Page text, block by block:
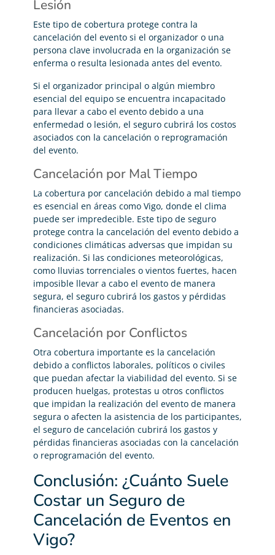
Lesión
Este tipo de cobertura protege contra la
cancelación del evento si el organizador o una
persona clave involucrada en la organización se
enferma o resulta lesionada antes del evento.
Si el organizador principal o algún miembro
esencial del equipo se encuentra incapacitado
para llevar a cabo el evento debido a una
enfermedad o lesión, el seguro cubrirá los costos
asociados con la cancelación o reprogramación
del evento.
Cancelación por Mal Tiempo
La cobertura por cancelación debido a mal tiempo
es esencial en áreas como Vigo, donde el clima
puede ser impredecible. Este tipo de seguro
protege contra la cancelación del evento debido a
condiciones climáticas adversas que impidan su
realización. Si las condiciones meteorológicas,
como lluvias torrenciales o vientos fuertes, hacen
imposible llevar a cabo el evento de manera
segura, el seguro cubrirá los gastos y pérdidas
financieras asociadas.
Cancelación por Conflictos
Otra cobertura importante es la cancelación
debido a conflictos laborales, políticos o civiles
que puedan afectar la viabilidad del evento. Si se
producen huelgas, protestas u otros conflictos
que impidan la realización del evento de manera
segura o afecten la asistencia de los participantes,
el seguro de cancelación cubrirá los gastos y
pérdidas financieras asociadas con la cancelación
o reprogramación del evento.
Conclusión: ¿Cuánto Suele
Costar un Seguro de
Cancelación de Eventos en
Vigo?